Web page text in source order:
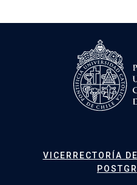
VICERRECTORÍA